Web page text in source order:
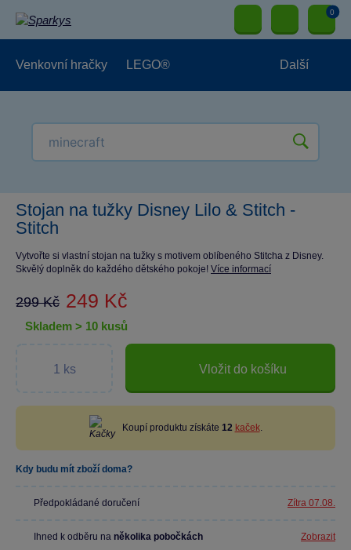
0
Venkovní hračky LEGO® Další
Stojan na tužky Disney Lilo & Stitch -
Stitch
Vytvořte si vlastní stojan na tužky s motivem oblíbeného Stitcha z Disney.
Skvělý doplněk do každého dětského pokoje! Více informací
299 Kč 249 Kč
skladem > 10 kusů
Vložit do košíku
Koupí produktu získáte 12 kaček.
Kdy budu mít zboží doma?
Předpokládané doručení Zítra 07.08.
Ihned k odběru na několika pobočkách Zobrazit